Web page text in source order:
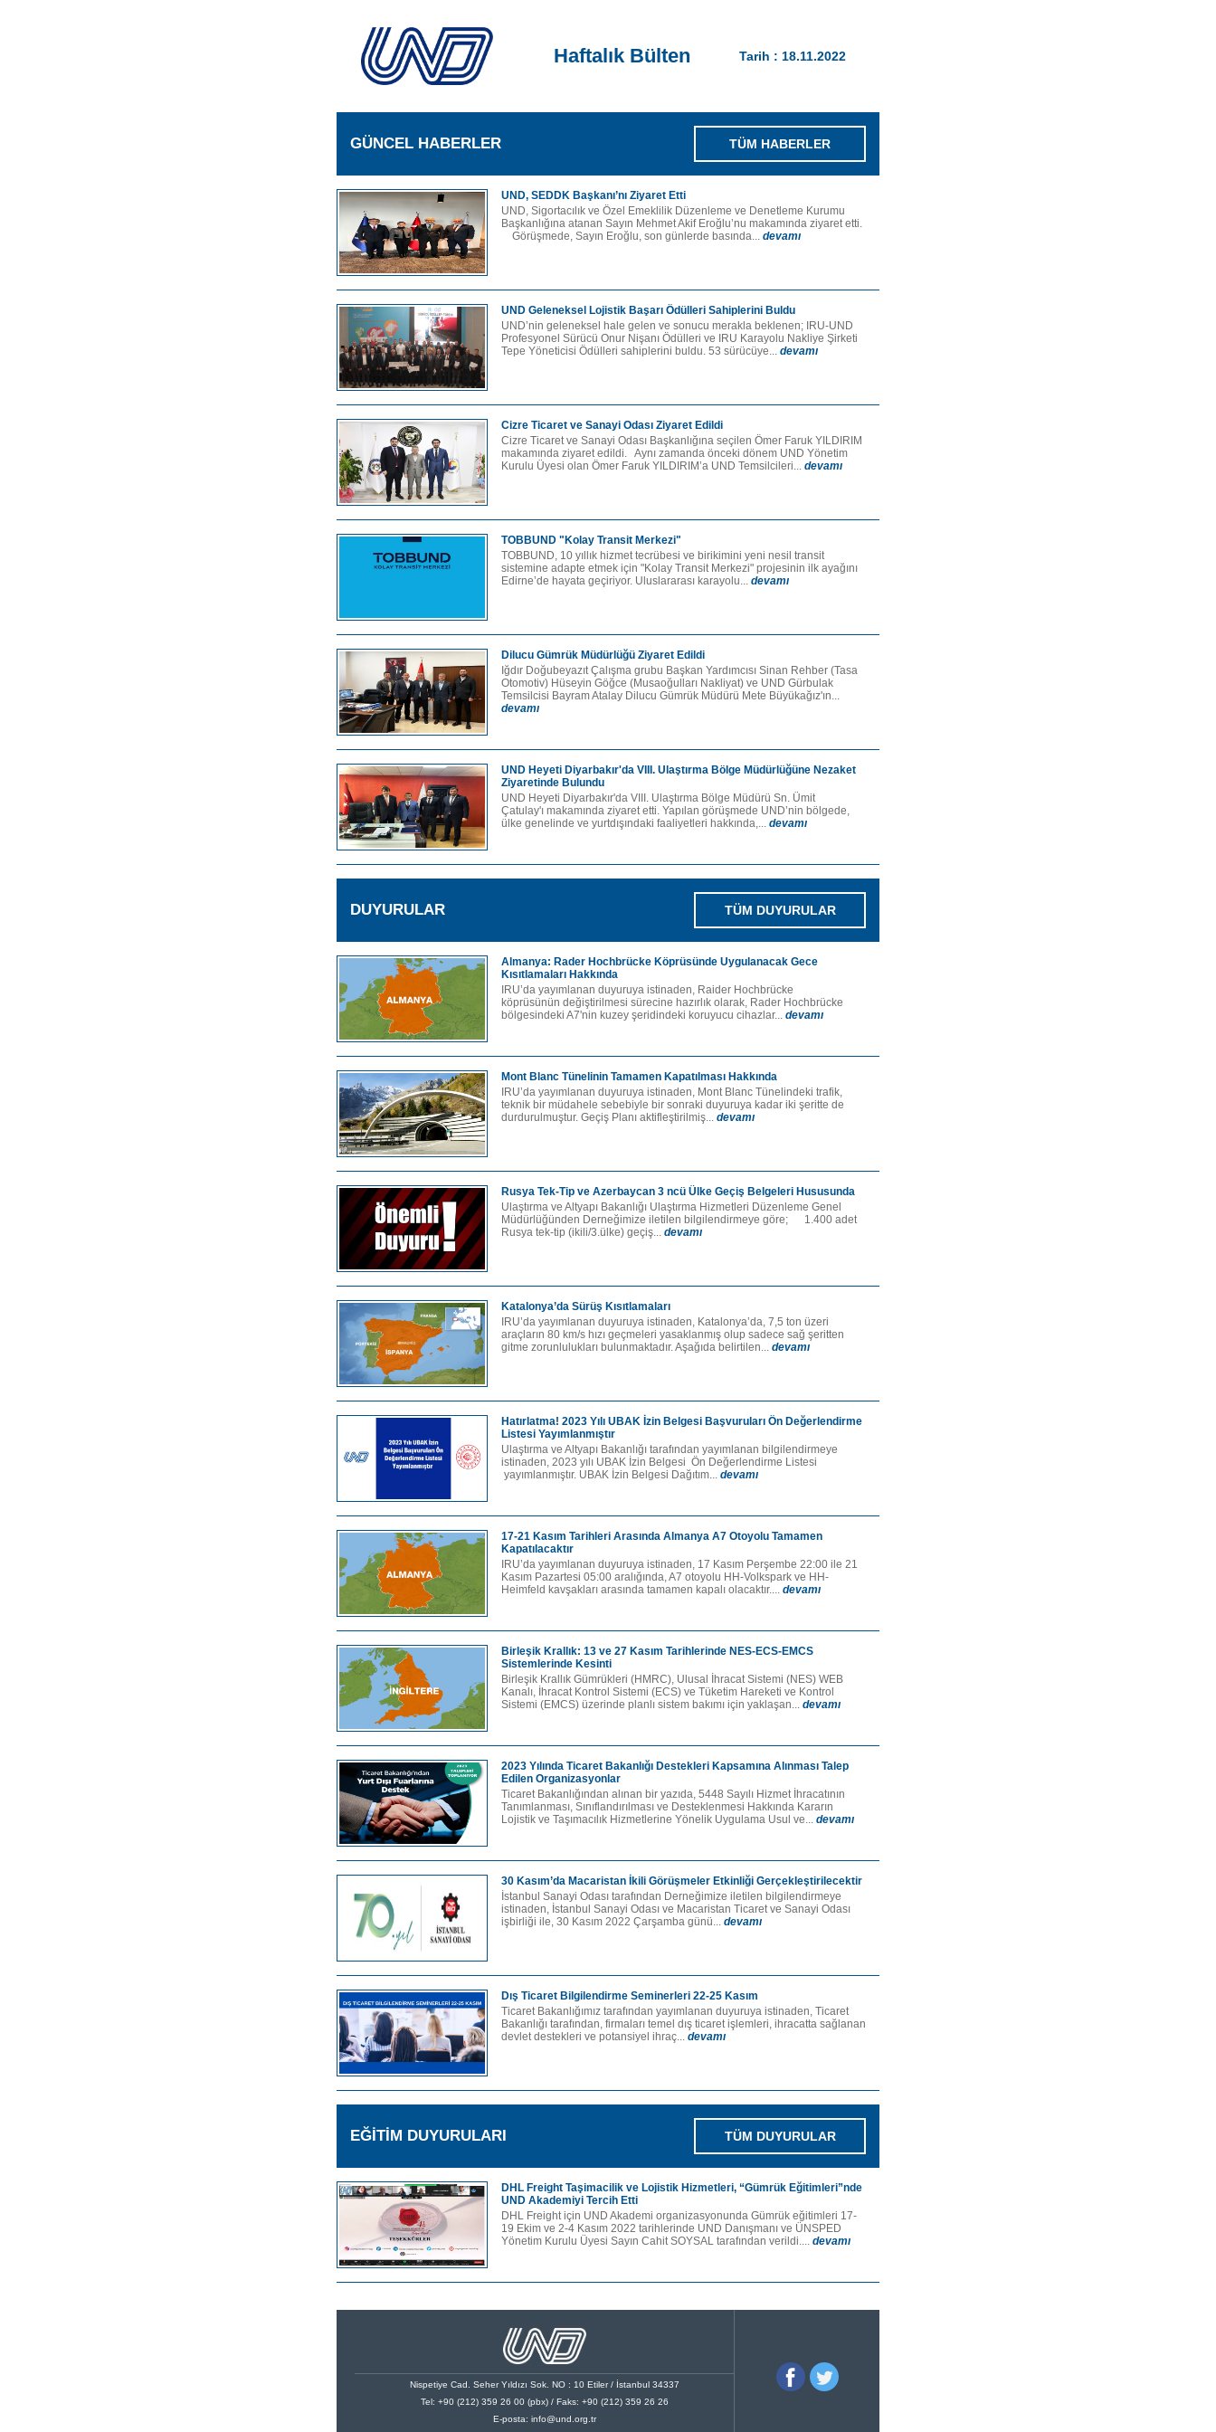
Haftalık Bülten Tarih : 18.11.2022
GÜNCEL HABERLER TÜM HABERLER
UND, SEDDK Başkanı’nı Ziyaret Etti
UND, Sigortacılık ve Özel Emeklilik Düzenleme ve Denetleme Kurumu
Başkanlığına atanan Sayın Mehmet Akif Eroğlu’nu makamında ziyaret etti.
Görüşmede, Sayın Eroğlu, son günlerde basında... devamı
UND Geleneksel Lojistik Başarı Ödülleri Sahiplerini Buldu
UND’nin geleneksel hale gelen ve sonucu merakla beklenen; IRU-UND
Profesyonel Sürücü Onur Nişanı Ödülleri ve IRU Karayolu Nakliye Şirketi
Tepe Yöneticisi Ödülleri sahiplerini buldu. 53 sürücüye... devamı
Cizre Ticaret ve Sanayi Odası Ziyaret Edildi
Cizre Ticaret ve Sanayi Odası Başkanlığına seçilen Ömer Faruk YILDIRIM
makamında ziyaret edildi. Aynı zamanda önceki dönem UND Yönetim
Kurulu Üyesi olan Ömer Faruk YILDIRIM’a UND Temsilcileri... devamı
TOBBUND "Kolay Transit Merkezi"
TOBBUND, 10 yıllık hizmet tecrübesi ve birikimini yeni nesil transit
sistemine adapte etmek için "Kolay Transit Merkezi" projesinin ilk ayağını
Edirne’de hayata geçiriyor. Uluslararası karayolu... devamı
Dilucu Gümrük Müdürlüğü Ziyaret Edildi
Iğdır Doğubeyazıt Çalışma grubu Başkan Yardımcısı Sinan Rehber (Tasa
Otomotiv) Hüseyin Göğce (Musaoğulları Nakliyat) ve UND Gürbulak
Temsilcisi Bayram Atalay Dilucu Gümrük Müdürü Mete Büyükağız'ın...
devamı
UND Heyeti Diyarbakır'da VIII. Ulaştırma Bölge Müdürlüğüne Nezaket
Ziyaretinde Bulundu
UND Heyeti Diyarbakır'da VIII. Ulaştırma Bölge Müdürü Sn. Ümit
Çatulay'ı makamında ziyaret etti. Yapılan görüşmede UND’nin bölgede,
ülke genelinde ve yurtdışındaki faaliyetleri hakkında,... devamı
DUYURULAR TÜM DUYURULAR
Almanya: Rader Hochbrücke Köprüsünde Uygulanacak Gece
Kısıtlamaları Hakkında
IRU’da yayımlanan duyuruya istinaden, Raider Hochbrücke
köprüsünün değiştirilmesi sürecine hazırlık olarak, Rader Hochbrücke
bölgesindeki A7'nin kuzey şeridindeki koruyucu cihazlar... devamı
Mont Blanc Tünelinin Tamamen Kapatılması Hakkında
IRU’da yayımlanan duyuruya istinaden, Mont Blanc Tünelindeki trafik,
teknik bir müdahele sebebiyle bir sonraki duyuruya kadar iki şeritte de
durdurulmuştur. Geçiş Planı aktifleştirilmiş... devamı
Rusya Tek-Tip ve Azerbaycan 3 ncü Ülke Geçiş Belgeleri Hususunda
Ulaştırma ve Altyapı Bakanlığı Ulaştırma Hizmetleri Düzenleme Genel
Müdürlüğünden Derneğimize iletilen bilgilendirmeye göre; 1.400 adet
Rusya tek-tip (ikili/3.ülke) geçiş... devamı
Katalonya’da Sürüş Kısıtlamaları
IRU’da yayımlanan duyuruya istinaden, Katalonya’da, 7,5 ton üzeri
araçların 80 km/s hızı geçmeleri yasaklanmış olup sadece sağ şeritten
gitme zorunlulukları bulunmaktadır. Aşağıda belirtilen... devamı
Hatırlatma! 2023 Yılı UBAK İzin Belgesi Başvuruları Ön Değerlendirme
Listesi Yayımlanmıştır
Ulaştırma ve Altyapı Bakanlığı tarafından yayımlanan bilgilendirmeye
istinaden, 2023 yılı UBAK İzin Belgesi Ön Değerlendirme Listesi
yayımlanmıştır. UBAK İzin Belgesi Dağıtım... devamı
17-21 Kasım Tarihleri Arasında Almanya A7 Otoyolu Tamamen
Kapatılacaktır
IRU’da yayımlanan duyuruya istinaden, 17 Kasım Perşembe 22:00 ile 21
Kasım Pazartesi 05:00 aralığında, A7 otoyolu HH-Volkspark ve HH-
Heimfeld kavşakları arasında tamamen kapalı olacaktır.... devamı
Birleşik Krallık: 13 ve 27 Kasım Tarihlerinde NES-ECS-EMCS
Sistemlerinde Kesinti
Birleşik Krallık Gümrükleri (HMRC), Ulusal İhracat Sistemi (NES) WEB
Kanalı, İhracat Kontrol Sistemi (ECS) ve Tüketim Hareketi ve Kontrol
Sistemi (EMCS) üzerinde planlı sistem bakımı için yaklaşan... devamı
2023 Yılında Ticaret Bakanlığı Destekleri Kapsamına Alınması Talep
Edilen Organizasyonlar
Ticaret Bakanlığından alınan bir yazıda, 5448 Sayılı Hizmet İhracatının
Tanımlanması, Sınıflandırılması ve Desteklenmesi Hakkında Kararın
Lojistik ve Taşımacılık Hizmetlerine Yönelik Uygulama Usul ve... devamı
30 Kasım’da Macaristan İkili Görüşmeler Etkinliği Gerçekleştirilecektir
İstanbul Sanayi Odası tarafından Derneğimize iletilen bilgilendirmeye
istinaden, İstanbul Sanayi Odası ve Macaristan Ticaret ve Sanayi Odası
işbirliği ile, 30 Kasım 2022 Çarşamba günü... devamı
Dış Ticaret Bilgilendirme Seminerleri 22-25 Kasım
Ticaret Bakanlığımız tarafından yayımlanan duyuruya istinaden, Ticaret
Bakanlığı tarafından, firmaları temel dış ticaret işlemleri, ihracatta sağlanan
devlet destekleri ve potansiyel ihraç... devamı
EĞİTİM DUYURULARI TÜM DUYURULAR
DHL Freight Taşimacilik ve Lojistik Hizmetleri, “Gümrük Eğitimleri”nde
UND Akademiyi Tercih Etti
DHL Freight için UND Akademi organizasyonunda Gümrük eğitimleri 17-
19 Ekim ve 2-4 Kasım 2022 tarihlerinde UND Danışmanı ve ÜNSPED
Yönetim Kurulu Üyesi Sayın Cahit SOYSAL tarafından verildi.... devamı
Nispetiye Cad. Seher Yıldızı Sok. NO : 10 Etiler / İstanbul 34337
Tel: +90 (212) 359 26 00 (pbx) / Faks: +90 (212) 359 26 26
E-posta: info@und.org.tr